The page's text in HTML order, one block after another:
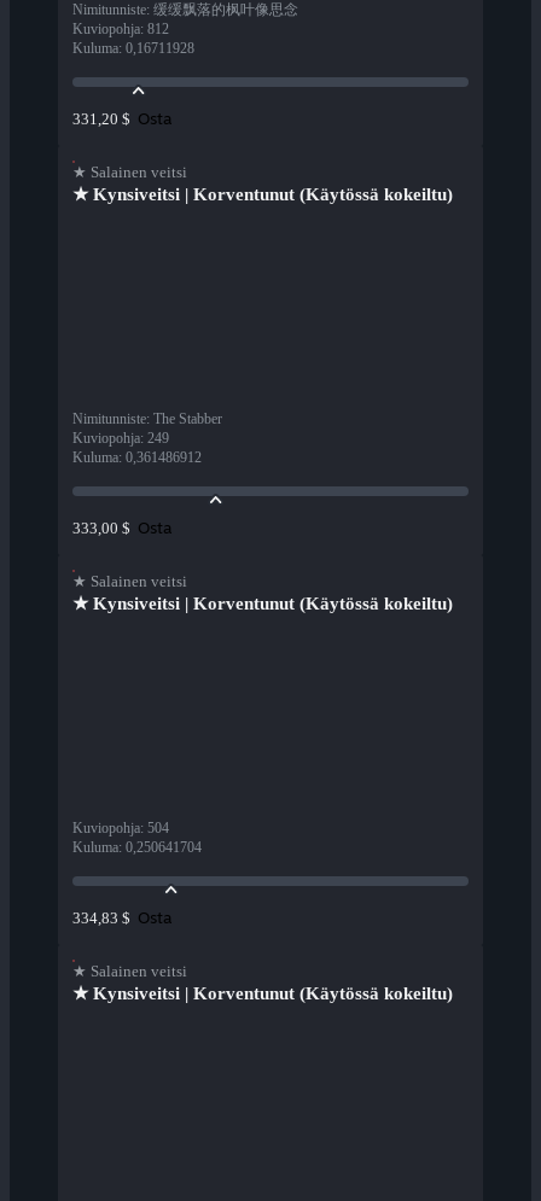
Nimitunniste: 缓缓飘落的枫叶像思念
Kuviopohja: 812
Kuluma: 0,16711928
331,20 $ Osta
★ Salainen veitsi
★ Kynsiveitsi | Korventunut (Käytössä kokeiltu)
Nimitunniste: The Stabber
Kuviopohja: 249
Kuluma: 0,361486912
333,00 $ Osta
★ Salainen veitsi
★ Kynsiveitsi | Korventunut (Käytössä kokeiltu)
Kuviopohja: 504
Kuluma: 0,250641704
334,83 $ Osta
★ Salainen veitsi
★ Kynsiveitsi | Korventunut (Käytössä kokeiltu)